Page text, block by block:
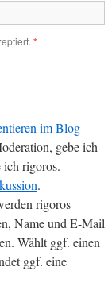
*
im Blog
gebe ich
ich rigoros.
.
rigoros
Name und E-Mail
Wählt ggf. einen
ggf. eine